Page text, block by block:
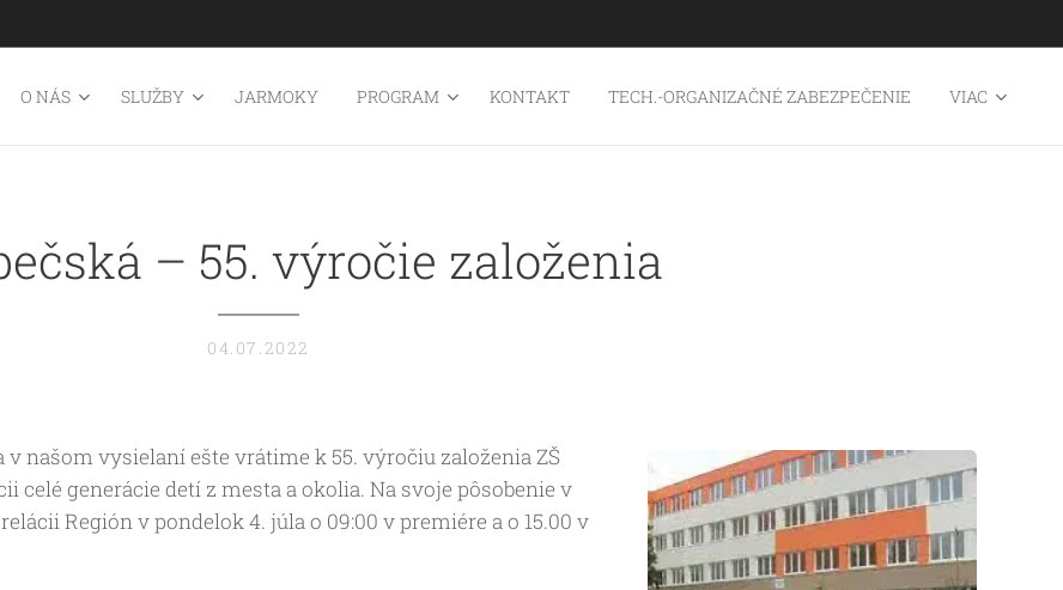
O NÁS SLUŽBY JARMOKY PROGRAM KONTAKT TECH.-ORGANIZAČNÉ ZABEZPEČENIE VIAC
– 55. výročie založenia
04.07.2022
našom vysielaní ešte vrátime k 55. výročiu založenia ZŠ
celé generácie detí z mesta a okolia. Na svoje pôsobenie v
Región v pondelok 4. júla o 09:00 v premiére a o 15.00 v